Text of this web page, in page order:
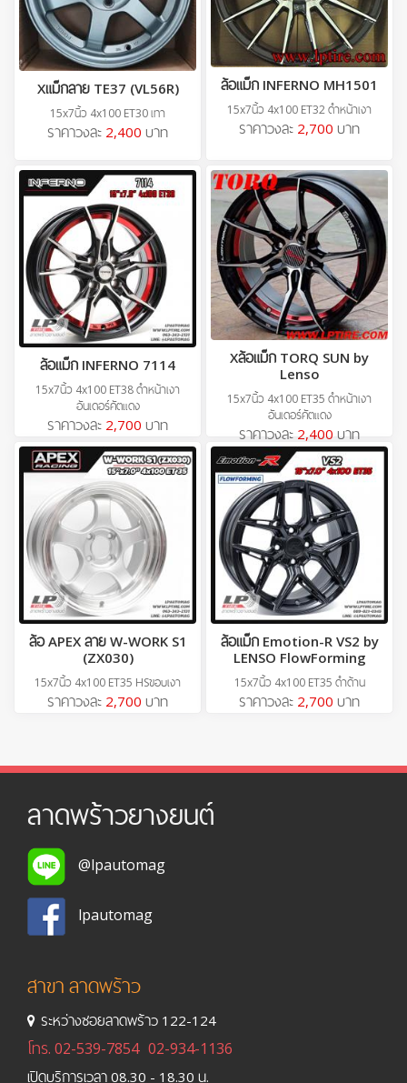
Xแม็กลาย TE37 (VL56R)
15x7นิ้ว 4x100 ET30 เทา
ราคาวงละ 2,400 บาท
ล้อแม็ก INFERNO MH1501
15x7นิ้ว 4x100 ET32 ดำหน้าเงา
ราคาวงละ 2,700 บาท
ล้อแม็ก INFERNO 7114
15x7นิ้ว 4x100 ET38 ดำหน้าเงา
อันเดอร์คัตแดง
ราคาวงละ 2,700 บาท
Xล้อแม็ก TORQ SUN by
Lenso
15x7นิ้ว 4x100 ET35 ดำหน้าเงา
อันเดอร์คัตแดง
ราคาวงละ 2,400 บาท
ล้อ APEX ลาย W-WORK S1
(ZX030)
15x7นิ้ว 4x100 ET35 HSขอบเงา
ราคาวงละ 2,700 บาท
ล้อแม็ก Emotion-R VS2 by
LENSO FlowForming
15x7นิ้ว 4x100 ET35 ดำด้าน
ราคาวงละ 2,700 บาท
ลาดพร้าวยางยนต์
@lpautomag
lpautomag
สาขา ลาดพร้าว
ระหว่างซอยลาดพร้าว 122-124
โทร. 02-539-7854 02-934-1136
เปิดบริการเวลา 08.30 - 18.30 น.